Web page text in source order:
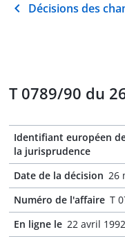
Décisions des
T 0789/90 du
Identifiant européen
la jurisprudence
Date de la décision 26
Numéro de l'affaire T
En ligne le 22 avril 1992